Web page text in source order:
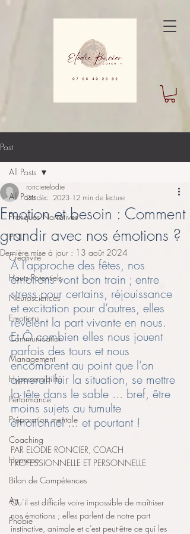
Post
All Posts
Pratiques Narratives
PNL
Créativité
Hauts Potentiels
Neurosciences
Emotions
Communication
Management
Hypersensibilité
Performance
Préparation mentale
Coaching
Hypnose
Bilan de Compétences
Art
Phobie
All Posts
Emotion et besoin : Comment
grandir avec nos émotions ?
roncierelodie
26 déc. 2023 12 min de lecture
Dernière mise à jour : 13 août 2024
A l’approche des fêtes, nos
émotions vont bon train ; entre
stress pour certains, réjouissance
et excitation pour d’autres, elles
révèlent la part vivante en nous.
Et Ô combien elles nous jouent
parfois des tours et nous
encombrent au point que l’on
aimerait fuir la situation, se mettre
la tête dans le sable ... bref, être
moins sujets au tumulte
émotionnel ... et pourtant !
PAR ELODIE RONCIER, COACH
PROFESSIONNELLE ET PERSONNELLE
Qu’il est difficile voire impossible de maîtriser
nos émotions ; elles parlent de notre part
instinctive, animale et c’est peut-être ce qui les